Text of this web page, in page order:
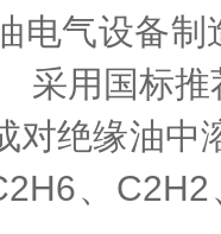
电气设备
采用国标
对绝缘油中
、 C2H2